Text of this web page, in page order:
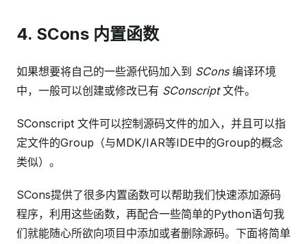
4. SCons 内置函数
如果想要将自己的一些源代码加入到 SCons编译环境
中，一般可以创建或修改已有 SConscript文件。
SConscript 文件可以控制源码文件的加入，并且可以指
定文件的Group（与MDK/IAR等IDE中的Group的概念
类似）。
SCons提供了很多内置函数可以帮助我们快速添加源码
程序，利用这些函数，再配合一些简单的Python语句我
们就能随心所欲向项目中添加或者删除源码。下面将简单